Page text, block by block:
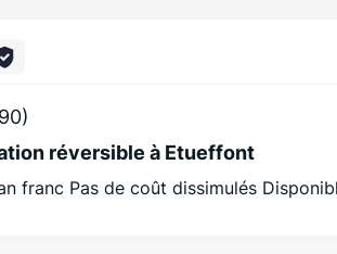
réversible à Etueffont
franc Pas de coût dissimulés